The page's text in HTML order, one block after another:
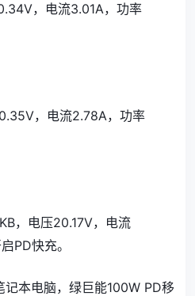
，电流3.01A，功率
，电流2.78A，功率
，电压20.17V，电流
PD快充。
本电脑，绿巨能100W PD移